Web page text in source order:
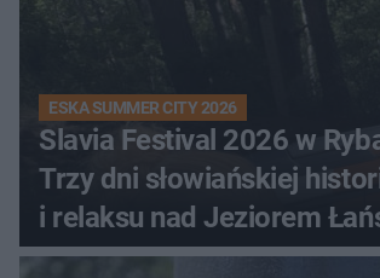
ESKA SUMMER CITY 2026
Slavia Festival 2026 w
Trzy dni słowiańskiej
i relaksu nad Jeziorem